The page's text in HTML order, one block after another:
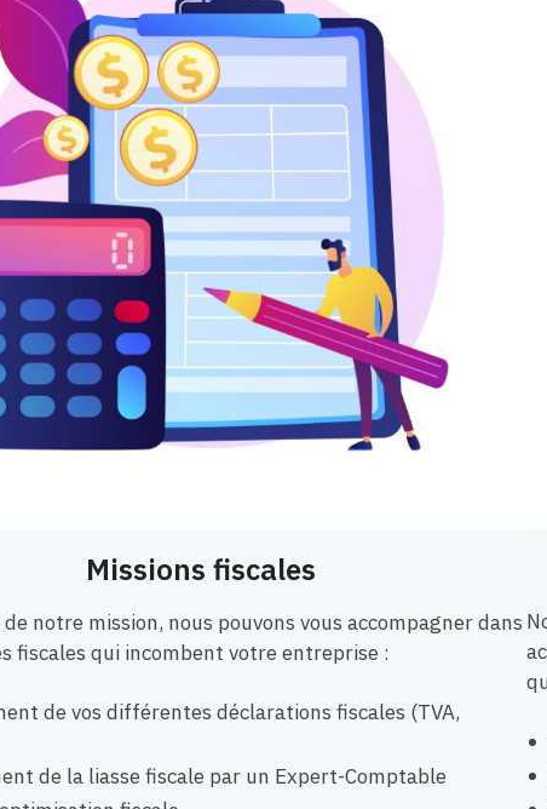
Missions fiscales
de notre mission, nous pouvons vous accompagner dans
fiscales qui incombent votre entreprise :
de vos différentes déclarations fiscales (TVA,
de la liasse fiscale par un Expert-Comptable